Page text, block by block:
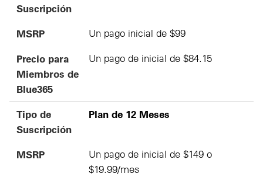
Suscripción
MSRP Un pago inicial de $99
Precio para
Miembros de
Blue365
Un pago de inicial de $84.15
Tipo de
Suscripción
Plan de 12 Meses
MSRP
Un pago de inicial de $149 o
$19.99/mes